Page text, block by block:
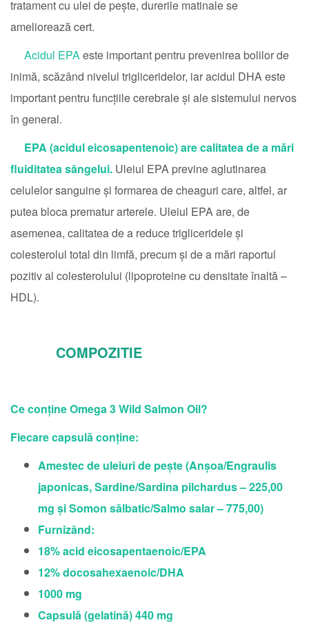
tratament cu ulei de pește, durerile matinale se
ameliorează cert.
Acidul EPA este important pentru prevenirea bolilor de
inimă, scăzând nivelul trigliceridelor, iar acidul DHA este
important pentru funcțiile cerebrale și ale sistemului nervos
în general.
EPA (acidul eicosapentenoic) are calitatea de a mări
fluiditatea sângelui. Uleiul EPA previne aglutinarea
celulelor sanguine și formarea de cheaguri care, altfel, ar
putea bloca prematur arterele. Uleiul EPA are, de
asemenea, calitatea de a reduce trigliceridele și
colesterolul total din limfă, precum și de a mări raportul
pozitiv al colesterolului (lipoproteine cu densitate înaltă –
HDL).
COMPOZITIE
Ce conține Omega 3 Wild Salmon Oil?
Fiecare capsulă conține:
Amestec de uleiuri de peşte (Anşoa/Engraulis
japonicas, Sardine/Sardina pilchardus – 225,00
mg şi Somon sălbatic/Salmo salar – 775,00)
Furnizând:
18% acid eicosapentaenoic/EPA
12% docosahexaenoic/DHA
1000 mg
Capsulă (gelatină) 440 mg